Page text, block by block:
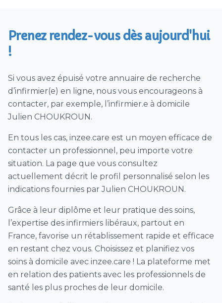
Prenez rendez-vous dès aujourd'hui
!
Si vous avez épuisé votre annuaire de recherche
d’infirmier(e) en ligne, nous vous encourageons à
contacter, par exemple, l’infirmier.e à domicile
Julien CHOUKROUN.
En tous les cas, inzee.care est un moyen efficace de
contacter un professionnel, peu importe votre
situation. La page que vous consultez
actuellement décrit le profil personnalisé selon les
indications fournies par Julien CHOUKROUN.
Grâce à leur diplôme et leur pratique des soins,
l’expertise des infirmiers libéraux, partout en
France, favorise un rétablissement rapide et efficace
en restant chez vous. Choisissez et planifiez vos
soins à domicile avec inzee.care ! La plateforme met
en relation des patients avec les professionnels de
santé les plus proches de leur domicile.